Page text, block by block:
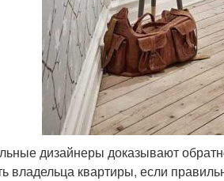
дизайнеры доказывают
владельца квартиры, если